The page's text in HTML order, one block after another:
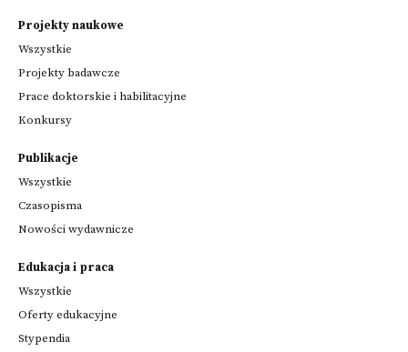
Projekty naukowe
Wszystkie
Projekty badawcze
Prace doktorskie i habilitacyjne
Konkursy
Publikacje
Wszystkie
Czasopisma
Nowości wydawnicze
Edukacja i praca
Wszystkie
Oferty edukacyjne
Stypendia